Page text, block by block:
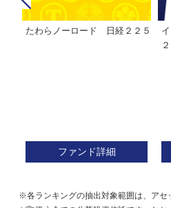
たわらノーロード 日経２２５
ファンド詳細
※各ランキングの抽出対象範囲は、アセ